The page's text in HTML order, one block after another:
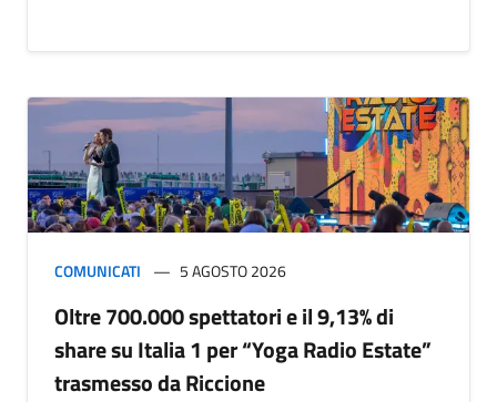
COMUNICATI 5 AGOSTO 2026
Oltre 700.000 spettatori e il 9,13% di
share su Italia 1 per “Yoga Radio Estate”
trasmesso da Riccione